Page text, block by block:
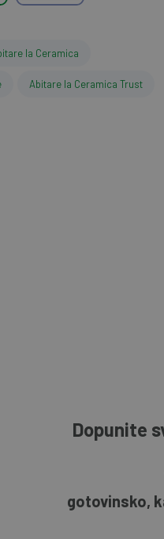
la Ceramica
Abitare la Ceramica Trust
Dopunite
gotovinsko,